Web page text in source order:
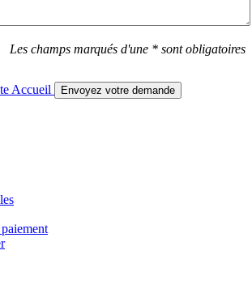
Les champs marqués d'une * sont obligatoires
Accueil Envoyez votre demande